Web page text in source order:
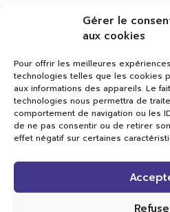
Gérer le
aux cookies
Pour offrir les meilleures
technologies telles que les cookies
aux informations des appareils. Le
technologies nous permettra de
comportement de navigation ou les
de ne pas consentir ou de retirer
effet négatif sur certaines
Val TV
Centre de Compétences Médias
Rue du Pont-Neuf 24